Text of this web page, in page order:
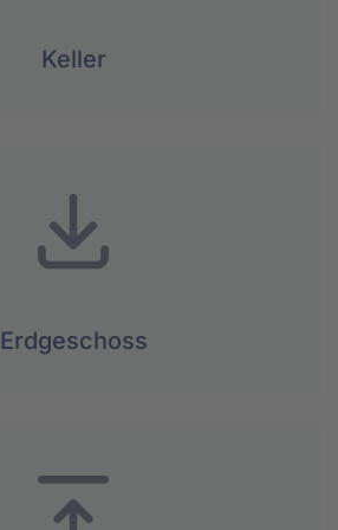
Keller
Erdgeschoss